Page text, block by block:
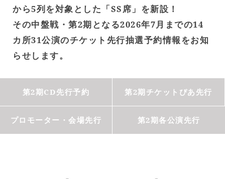
から5列を対象とした「SS席」を新設！
その中盤戦・第2期となる2026年7月までの14
カ所31公演のチケット先行抽選予約情報をお知
らせします。
第2期CD先行予約 第2期チケットぴあ先行
プロモーター・会場先行 第2期各公演先行